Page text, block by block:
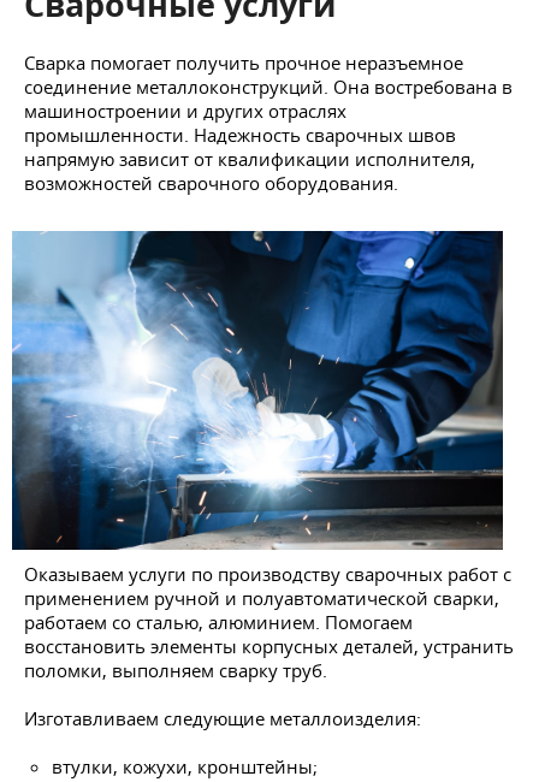
Сварка помогает получить прочное неразъемное
соединение металлоконструкций. Она востребована в
машиностроении и других отраслях
промышленности. Надежность сварочных швов
напрямую зависит от квалификации исполнителя,
возможностей сварочного оборудования.
Оказываем услуги по производству сварочных работ с
применением ручной и полуавтоматической сварки,
работаем со сталью, алюминием. Помогаем
восстановить элементы корпусных деталей, устранить
поломки, выполняем сварку труб.
Изготавливаем следующие металлоизделия:
втулки, кожухи, кронштейны;